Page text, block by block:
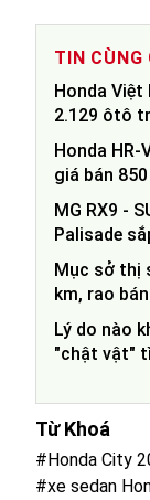
TIN CÙNG
Honda Việt
2.129 ôtô
Honda
giá bán
MG RX9 -
Palisade
Mục sở thị
km, rao
Lý do nào
"chật vật"
Từ Khoá
#Honda City
#xe sedan